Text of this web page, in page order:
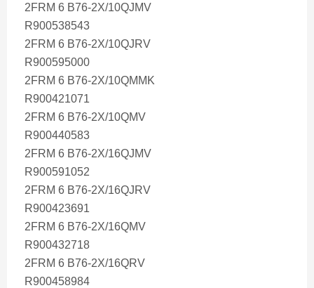
2FRM 6 B76-2X/10QJMV
R900538543
2FRM 6 B76-2X/10QJRV
R900595000
2FRM 6 B76-2X/10QMMK
R900421071
2FRM 6 B76-2X/10QMV
R900440583
2FRM 6 B76-2X/16QJMV
R900591052
2FRM 6 B76-2X/16QJRV
R900423691
2FRM 6 B76-2X/16QMV
R900432718
2FRM 6 B76-2X/16QRV
R900458984